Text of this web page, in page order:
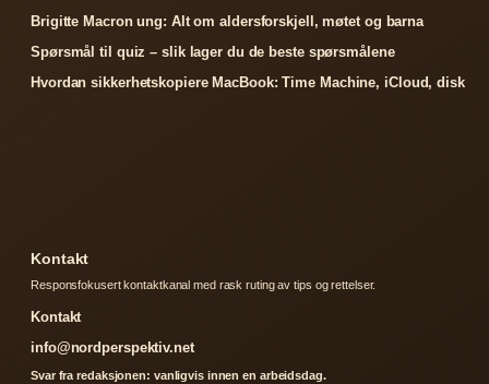
Brigitte Macron ung: Alt om aldersforskjell, møtet og barna
Spørsmål til quiz – slik lager du de beste spørsmålene
Hvordan sikkerhetskopiere MacBook: Time Machine, iCloud, disk
Kontakt
Responsfokusert kontaktkanal med rask ruting av tips og rettelser.
Kontakt
info@nordperspektiv.net
Svar fra redaksjonen: vanligvis innen en arbeidsdag.